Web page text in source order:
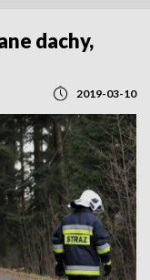
dachy,
2019-03-10